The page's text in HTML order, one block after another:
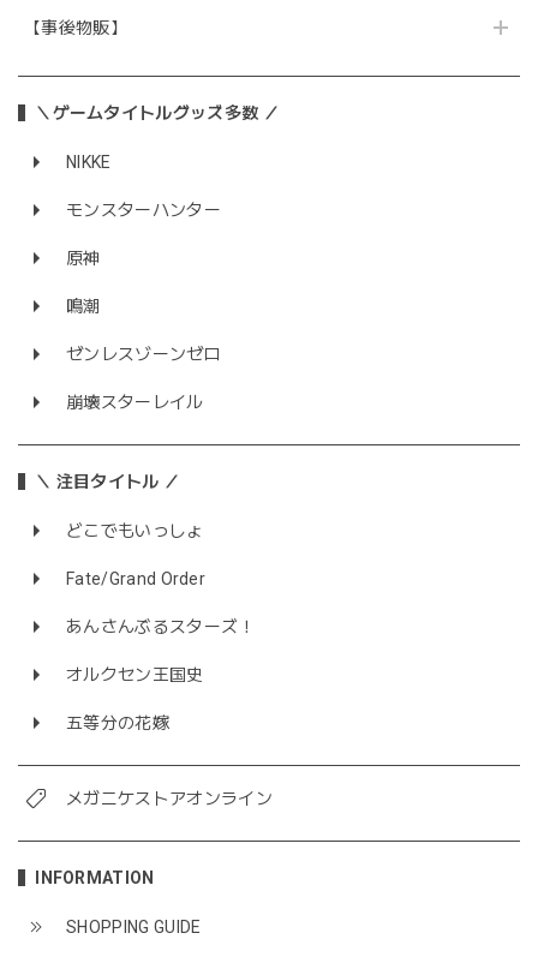
【事後物販】
＼ゲームタイトルグッズ多数 ／
NIKKE
モンスターハンター
原神
鳴潮
ゼンレスゾーンゼロ
崩壊スターレイル
＼ 注目タイトル ／
どこでもいっしょ
Fate/Grand Order
あんさんぶるスターズ！
オルクセン王国史
五等分の花嫁
メガニケストアオンライン
INFORMATION
SHOPPING GUIDE